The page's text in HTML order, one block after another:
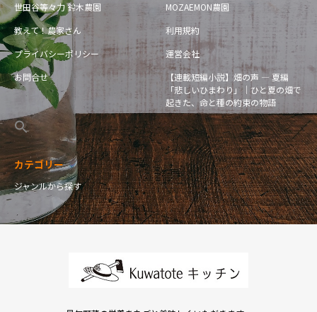
世田谷等々力 鈴木農園
MOZAEMON農園
教えて！農家さん
利用規約
プライバシーポリシー
運営会社
お問合せ
【連載短編小説】畑の声 — 夏編
「悲しいひまわり」｜ひと夏の畑で
起きた、命と種の約束の物語
カテゴリー
ジャンルから探す